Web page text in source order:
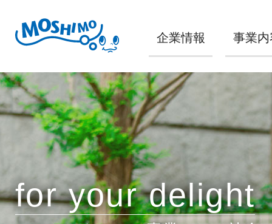
企業情報 事業内
for your delight